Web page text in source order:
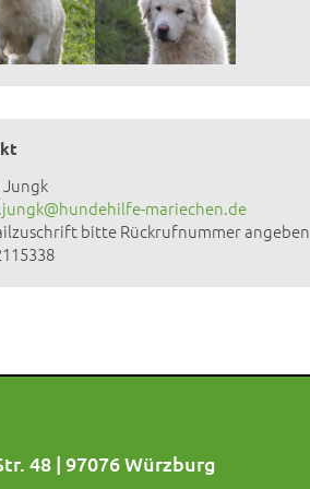
Jungk
mariechen.de
bitte Rückrufnummer angeben
48 | 97076 Würzburg